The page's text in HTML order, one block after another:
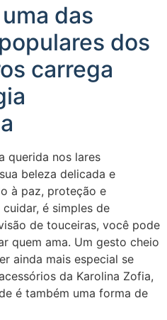
das
dos
carrega
querida nos lares
beleza delicada e
à paz, proteção e
é simples de
de touceiras, você pode
quem ama. Um gesto cheio
ainda mais especial se
da Karolina Zofia,
é também uma forma de